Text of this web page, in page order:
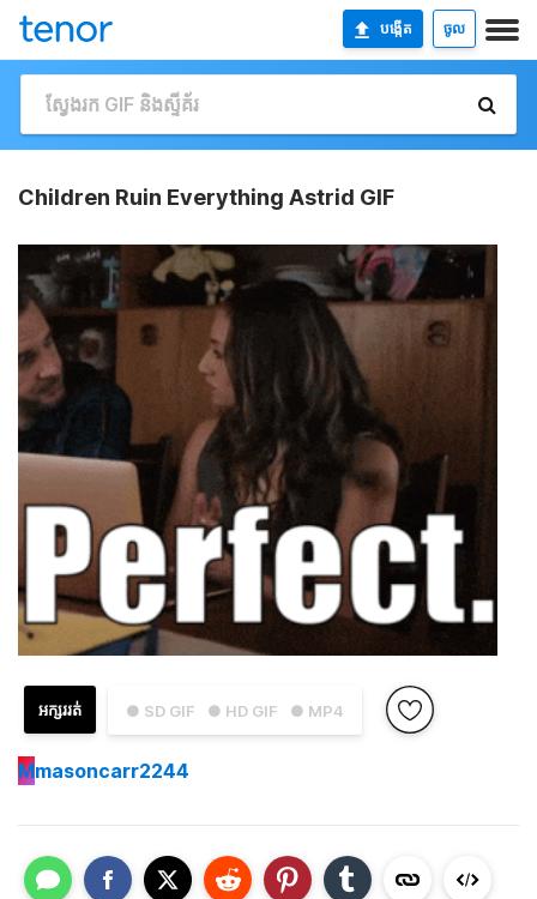
បង្កើត ចូល
Children Ruin Everything Astrid GIF
● SD GIF ● HD GIF ● MP4
អក្សររត់
Mmasoncarr2244